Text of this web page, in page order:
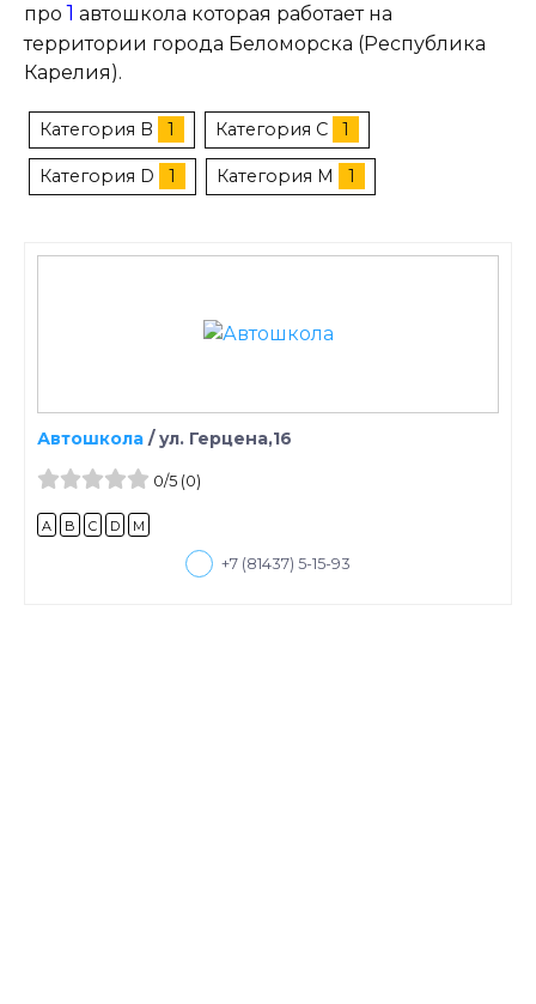
про1 автошкола которая работает на
территории города Беломорска (Республика
Карелия).
Категория B 1 Категория C 1
Категория D 1 Категория M 1
Автошкола /ул. Герцена,16
0/5(0)
A B C D M
+7 (81437) 5-15-93